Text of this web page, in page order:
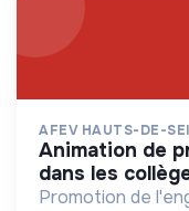
AFEV HAUTS-DE-
animation de projets et appui à la scolarité
dans les
Promotion de